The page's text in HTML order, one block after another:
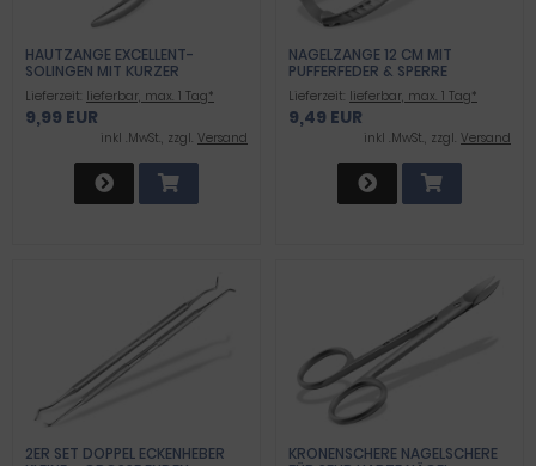
HAUTZANGE EXCELLENT-
SOLINGEN MIT KURZER
SCHNITTFLAECHE VON 3MM
Lieferzeit: lieferbar, max. 1 Tag*
9,99 EUR
inkl .MwSt., zzgl. Versand
NAGELZANGE 12 CM MIT
PUFFERFEDER & SPERRE
Lieferzeit: lieferbar, max. 1 Tag*
9,49 EUR
inkl .MwSt., zzgl. Versand
2ER SET DOPPEL ECKENHEBER
KRONENSCHERE NAGELSCHERE